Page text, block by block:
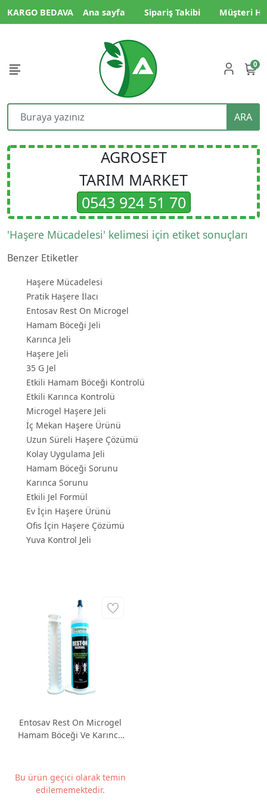
KARGO BEDAVA Ana sayfa Sipariş Takibi Müşteri
ARA
0
AGROSET
TARIM MARKET
0543 924 51 70
'Haşere Mücadelesi' kelimesi için etiket sonuçları
Benzer Etiketler
Haşere Mücadelesi
Pratik Haşere İlacı
Entosav Rest On Microgel
Hamam Böceği Jeli
Karınca Jeli
Haşere Jeli
35 G Jel
Etkili Hamam Böceği Kontrolü
Etkili Karınca Kontrolü
Microgel Haşere Jeli
İç Mekan Haşere Ürünü
Uzun Süreli Haşere Çözümü
Kolay Uygulama Jeli
Hamam Böceği Sorunu
Karınca Sorunu
Etkili Jel Formül
Ev İçin Haşere Ürünü
Ofis İçin Haşere Çözümü
Yuva Kontrol Jeli
Entosav Rest On Microgel
Hamam Böceği Ve Karınca
Bu ürün geçici olarak temin
edilememektedir.